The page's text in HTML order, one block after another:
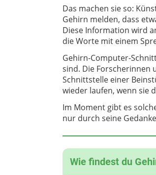
Das machen sie so:
Gehirn melden, dass
Diese Information wird
die Worte mit einem
Gehirn-Computer-
sind. Die Forscherinnen
Schnittstelle einer
wieder laufen, wenn sie
Im Moment gibt es
nur durch seine
Wie findest du